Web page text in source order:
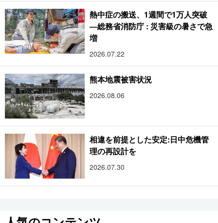
熱中症の搬送、1週間で1万人突破
―総務省消防庁 : 災害級の暑さで急
増
2026.07.22
熊本地震被害状況
2026.08.06
相違を前提とした安定:日中危機管
理の再設計を
2026.07.30